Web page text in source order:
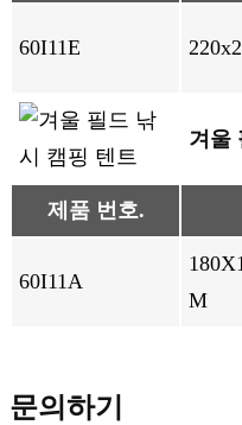
60I11E
겨울
제품 번호.
60I11A
M
문의하기